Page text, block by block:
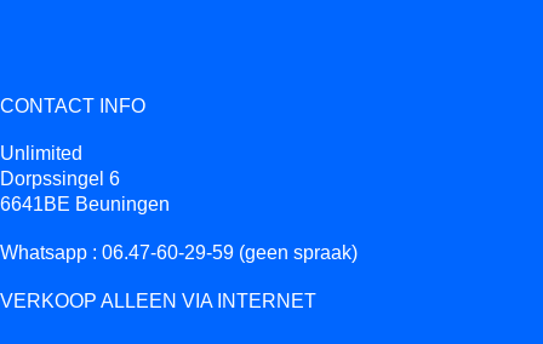
CONTACT INFO
Unlimited
Dorpssingel 6
6641BE Beuningen
Whatsapp : 06.47-60-29-59 (geen spraak)
VERKOOP ALLEEN VIA INTERNET